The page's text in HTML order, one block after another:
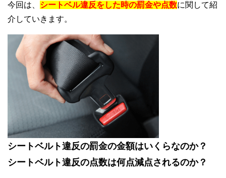
今回は、 シートベル違反をした時の罰金や点数に関して紹
介していきます。
シートベルト違反の罰金の金額はいくらなのか？
シートベルト違反の点数は何点減点されるのか？